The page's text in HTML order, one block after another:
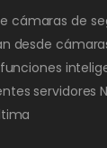
cámaras de
desde
servidores